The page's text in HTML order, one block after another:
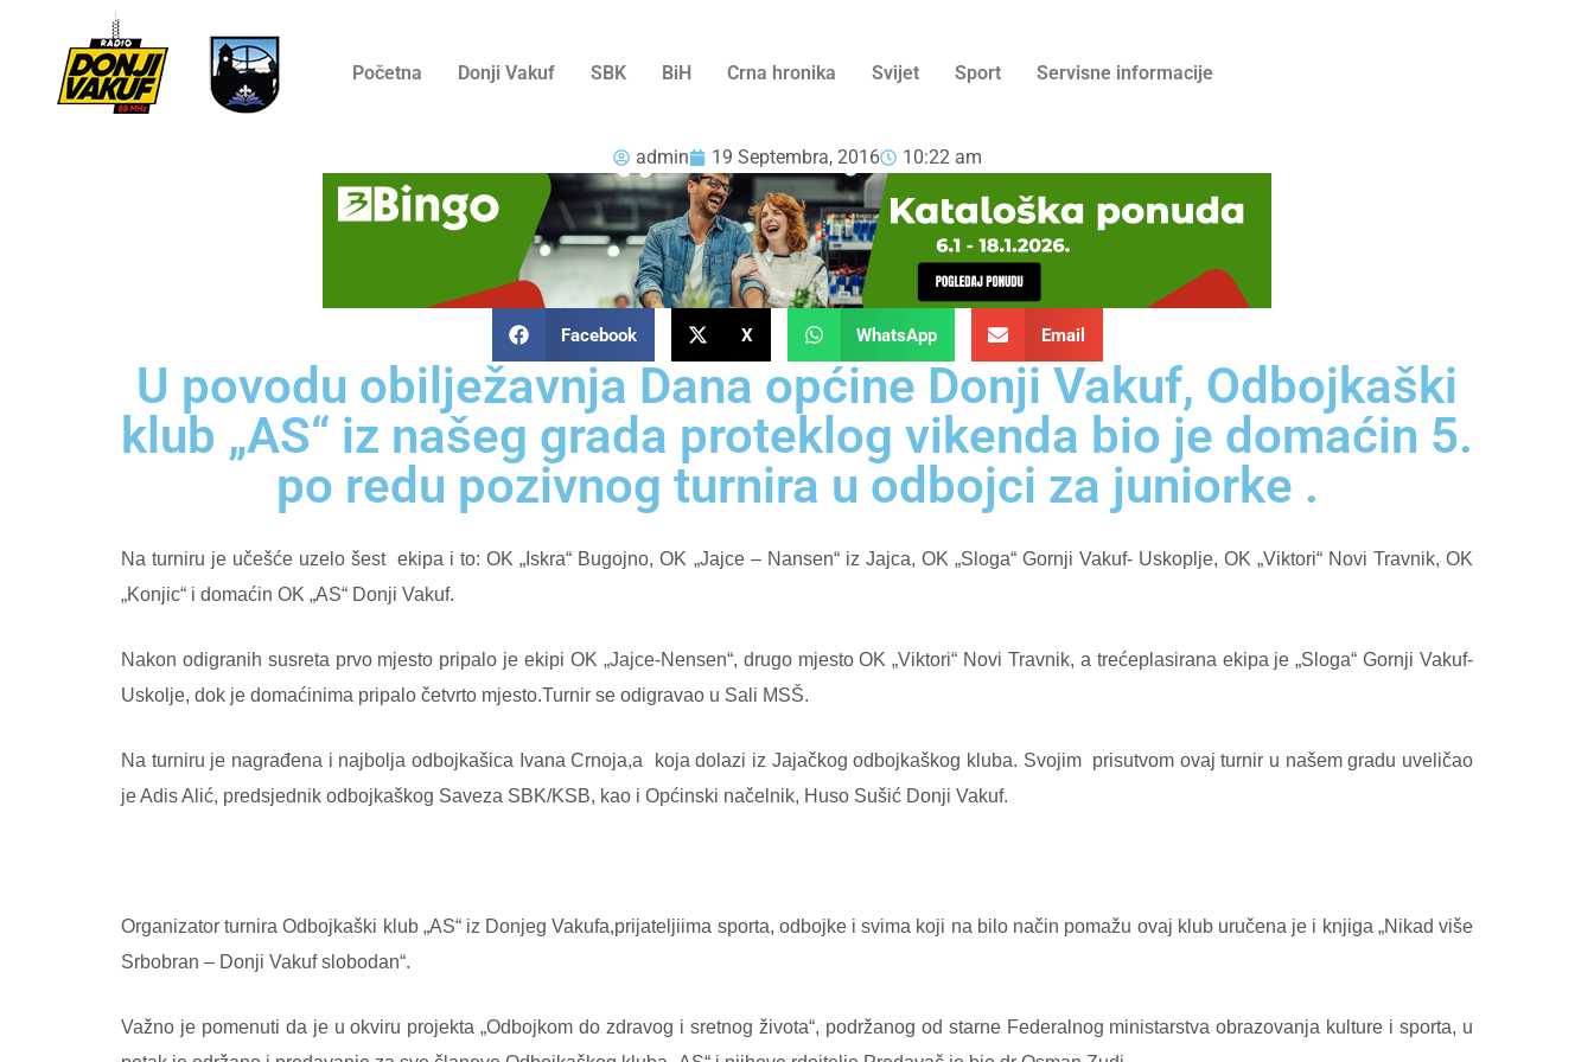
Početna Donji Vakuf SBK BiH Crna hronika Svijet Sport Servisne informacije
admin 19 Septembra, 2016 10:22 am
Facebook X WhatsApp Email
U povodu obilježavnja Dana općine Donji Vakuf, Odbojkaški
klub „AS“ iz našeg grada proteklog vikenda bio je domaćin 5.
po redu pozivnog turnira u odbojci za juniorke .
Na turniru je učešće uzelo šest ekipa i to: OK „Iskra“ Bugojno, OK „Jajce – Nansen“ iz Jajca, OK „Sloga“ Gornji Vakuf- Uskoplje, OK „Viktori“ Novi Travnik, OK
„Konjic“ i domaćin OK „AS“ Donji Vakuf.
Nakon odigranih susreta prvo mjesto pripalo je ekipi OK „Jajce-Nensen“, drugo mjesto OK „Viktori“ Novi Travnik, a trećeplasirana ekipa je „Sloga“ Gornji Vakuf-
Uskolje, dok je domaćinima pripalo četvrto mjesto.Turnir se odigravao u Sali MSŠ.
Na turniru je nagrađena i najbolja odbojkašica Ivana Crnoja,a koja dolazi iz Jajačkog odbojkaškog kluba. Svojim
prisutvom ovaj turnir u našem gradu uveličao
je Adis Alić, predsjednik odbojkaškog Saveza SBK/KSB, kao i Općinski načelnik, Huso Sušić Donji Vakuf.
Organizator turnira Odbojkaški klub „AS“ iz Donjeg Vakufa,prijateljiima sporta, odbojke i svima koji na bilo način pomažu ovaj klub uručena je i knjiga „Nikad više
Srbobran – Donji Vakuf slobodan“.
Važno je pomenuti da je u okviru projekta „Odbojkom do zdravog i sretnog života“, podržanog od starne Federalnog ministarstva obrazovanja kulture i sporta, u